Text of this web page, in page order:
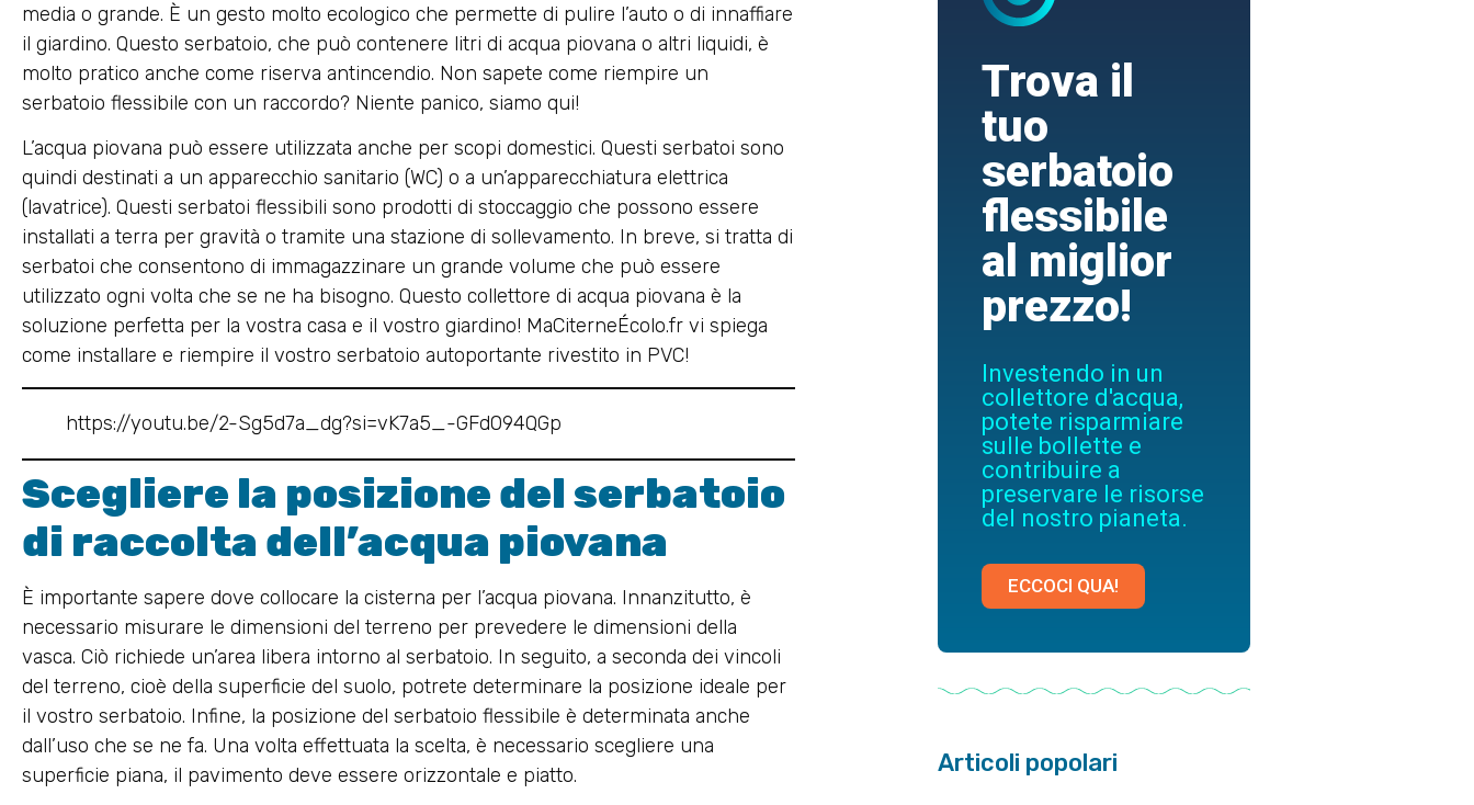
media o grande. È un gesto molto ecologico che permette di pulire l’auto o di innaffiare
il giardino. Questo serbatoio, che può contenere litri di acqua piovana o altri liquidi, è
molto pratico anche come riserva antincendio. Non sapete come riempire un
serbatoio flessibile con un raccordo? Niente panico, siamo qui!
L’acqua piovana può essere utilizzata anche per scopi domestici. Questi serbatoi sono
quindi destinati a un apparecchio sanitario (WC) o a un’apparecchiatura elettrica
(lavatrice). Questi serbatoi flessibili sono prodotti di stoccaggio che possono essere
installati a terra per gravità o tramite una stazione di sollevamento. In breve, si tratta di
serbatoi che consentono di immagazzinare un grande volume che può essere
utilizzato ogni volta che se ne ha bisogno. Questo collettore di acqua piovana è la
soluzione perfetta per la vostra casa e il vostro giardino! MaCiterneÉcolo.fr vi spiega
come installare e riempire il vostro serbatoio autoportante rivestito in PVC!
https://youtu.be/2-Sg5d7a_dg?si=vK7a5_-GFd094QGp
Scegliere la posizione del serbatoio
di raccolta dell’acqua piovana
È importante sapere dove collocare la cisterna per l’acqua piovana. Innanzitutto, è
necessario misurare le dimensioni del terreno per prevedere le dimensioni della
vasca. Ciò richiede un’area libera intorno al serbatoio. In seguito, a seconda dei vincoli
del terreno, cioè della superficie del suolo, potrete determinare la posizione ideale per
il vostro serbatoio. Infine, la posizione del serbatoio flessibile è determinata anche
dall’uso che se ne fa. Una volta effettuata la scelta, è necessario scegliere una
superficie piana, il pavimento deve essere orizzontale e piatto.
Trova il
tuo
serbatoio
flessibile
al miglior
prezzo!
Investendo in un
collettore d'acqua,
potete risparmiare
sulle bollette e
contribuire a
preservare le risorse
del nostro pianeta.
ECCOCI QUA!
Articoli popolari